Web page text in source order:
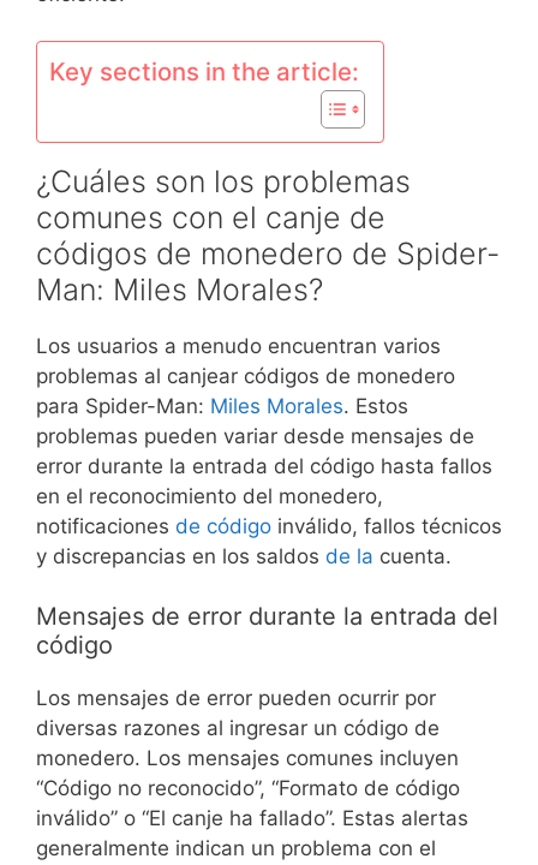
Key sections in the article:
¿Cuáles son los problemas
comunes con el canje de
códigos de monedero de Spider-
Man: Miles Morales?
Los usuarios a menudo encuentran varios
problemas al canjear códigos de monedero
para Spider-Man: Miles Morales. Estos
problemas pueden variar desde mensajes de
error durante la entrada del código hasta fallos
en el reconocimiento del monedero,
notificaciones de código inválido, fallos técnicos
y discrepancias en los saldos de la cuenta.
Mensajes de error durante la entrada del
código
Los mensajes de error pueden ocurrir por
diversas razones al ingresar un código de
monedero. Los mensajes comunes incluyen
“Código no reconocido”, “Formato de código
inválido” o “El canje ha fallado”. Estas alertas
generalmente indican un problema con el